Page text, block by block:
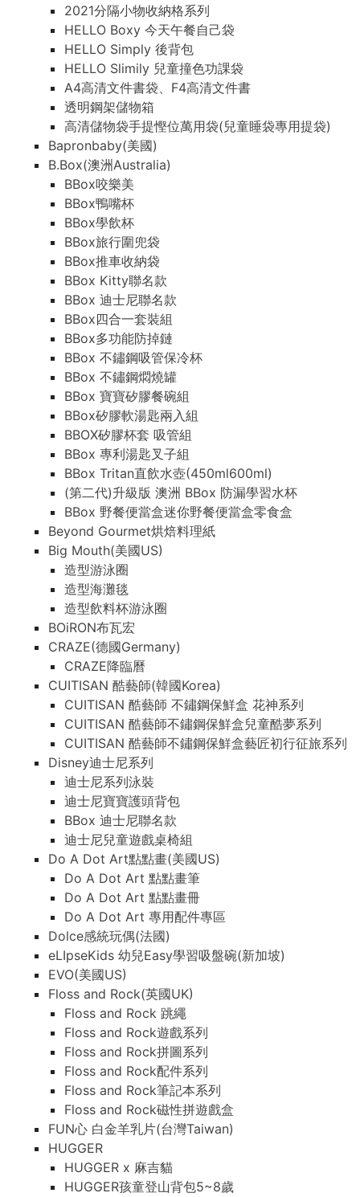
2021分隔小物收納格系列
HELLO Boxy 今天午餐自己袋
HELLO Simply 後背包
HELLO Slimily 兒童撞色功課袋
A4高清文件書袋、F4高清文件書
透明鋼架儲物箱
高清儲物袋手提慳位萬用袋(兒童睡袋專用提袋)
Bapronbaby(美國)
B.Box(澳洲Australia)
BBox咬樂美
BBox鴨嘴杯
BBox學飲杯
BBox旅行圍兜袋
BBox推車收納袋
BBox Kitty聯名款
BBox 迪士尼聯名款
BBox四合一套裝組
BBox多功能防掉鏈
BBox 不鏽鋼吸管保冷杯
BBox 不鏽鋼燜燒罐
BBox 寶寶矽膠餐碗組
BBox矽膠軟湯匙兩入組
BBOX矽膠杯套 吸管組
BBox 專利湯匙叉子組
BBox Tritan直飲水壺(450ml600ml)
(第二代)升級版 澳洲 BBox 防漏學習水杯
BBox 野餐便當盒迷你野餐便當盒零食盒
Beyond Gourmet烘焙料理紙
Big Mouth(美國US)
造型游泳圈
造型海灘毯
造型飲料杯游泳圈
BOiRON布瓦宏
CRAZE(德國Germany)
CRAZE降臨曆
CUITISAN 酷藝師(韓國Korea)
CUITISAN 酷藝師 不鏽鋼保鮮盒 花神系列
CUITISAN 酷藝師不鏽鋼保鮮盒兒童酷夢系列
CUITISAN 酷藝師不鏽鋼保鮮盒藝匠初行征旅系列
Disney迪士尼系列
迪士尼系列泳裝
迪士尼寶寶護頭背包
BBox 迪士尼聯名款
迪士尼兒童遊戲桌椅組
Do A Dot Art點點畫(美國US)
Do A Dot Art 點點畫筆
Do A Dot Art 點點畫冊
Do A Dot Art 專用配件專區
Dolce感統玩偶(法國)
eLIpseKids 幼兒Easy學習吸盤碗(新加坡)
EVO(美國US)
Floss and Rock(英國UK)
Floss and Rock 跳繩
Floss and Rock遊戲系列
Floss and Rock拼圖系列
Floss and Rock配件系列
Floss and Rock筆記本系列
Floss and Rock磁性拼遊戲盒
FUN心 白金羊乳片(台灣Taiwan)
HUGGER
HUGGER x 麻吉貓
HUGGER孩童登山背包5~8歲